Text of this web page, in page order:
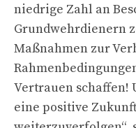
niedrige Zahl an
Grundwehrdienern
Maßnahmen zur
Vertrauen schaffen!
eine positive